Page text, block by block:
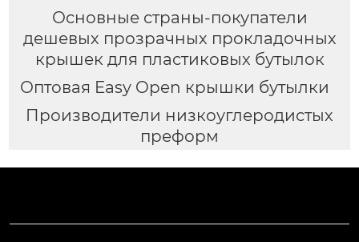
Основные страны-покупатели
дешевых прозрачных прокладочных
крышек для пластиковых бутылок
Оптовая Easy Open крышки бутылки
Производители низкоуглеродистых
преформ